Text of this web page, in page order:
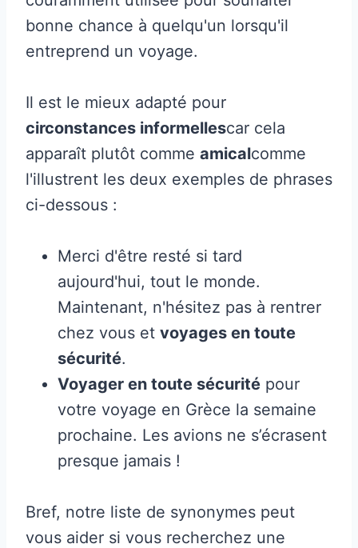
bonne chance à quelqu'un lorsqu'il
entreprend un voyage.
Il est le mieux adapté pour
circonstances informellescar cela
apparaît plutôt comme amicalcomme
l'illustrent les deux exemples de phrases
ci-dessous :
Merci d'être resté si tard
aujourd'hui, tout le monde.
Maintenant, n'hésitez pas à rentrer
chez vous et voyages en toute
sécurité.
Voyager en toute sécurité pour
votre voyage en Grèce la semaine
prochaine. Les avions ne s’écrasent
presque jamais !
Bref, notre liste de synonymes peut
vous aider si vous recherchez une